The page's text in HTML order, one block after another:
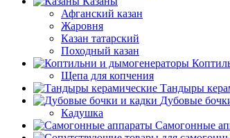
Афганский казан
Жаровня
Казан татарский
Походный казан
Щепа для копчения
Тандыры
Дубовые
Кадушка
Самогонные